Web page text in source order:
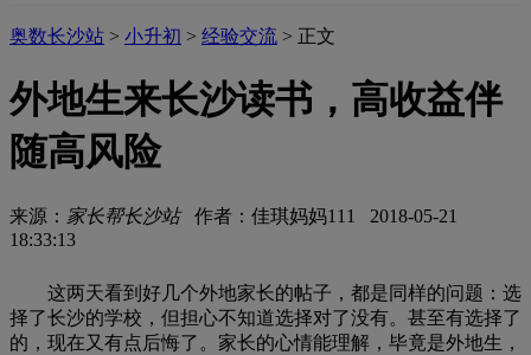
奥数长沙站 > 小升初 > 经验交流 > 正文
外地生来长沙读书，高收益伴
随高风险
来源： 家长帮长沙站作者：佳琪妈妈111 2018-05-21
18:33:13
这两天看到好几个外地家长的帖子，都是同样的问题：选
择了长沙的学校，但担心不知道选择对了没有。甚至有选择了
的，现在又有点后悔了。家长的心情能理解，毕竟是外地生，